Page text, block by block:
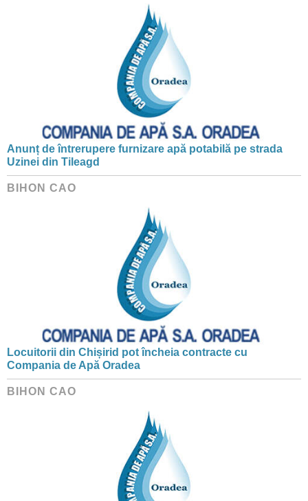
Anunț de întrerupere furnizare apă potabilă pe strada
Uzinei din Tileagd
BIHON CAO
Locuitorii din Chișirid pot încheia contracte cu
Compania de Apă Oradea
BIHON CAO